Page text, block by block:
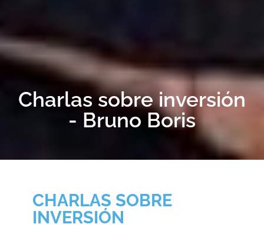
Charlas sobre inversión
- Bruno Boris
CHARLAS SOBRE
INVERSIÓN